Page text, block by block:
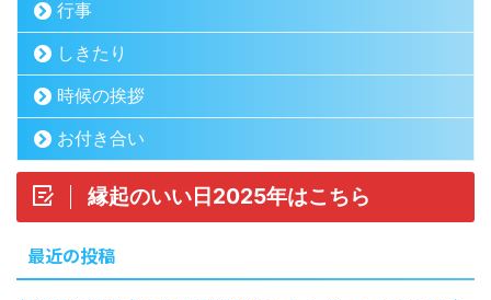
行事
しきたり
時候の挨拶
お付き合い
縁起のいい日2025年はこちら
最近の投稿